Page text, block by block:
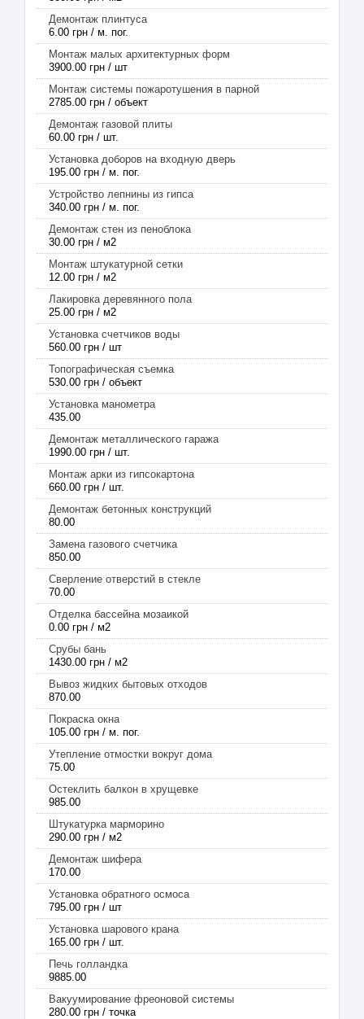
Демонтаж плинтуса
6.00 грн / м. пог.
Монтаж малых архитектурных форм
3900.00 грн / шт
Монтаж системы пожаротушения в парной
2785.00 грн / объект
Демонтаж газовой плиты
60.00 грн / шт.
Установка доборов на входную дверь
195.00 грн / м. пог.
Устройство лепнины из гипса
340.00 грн / м. пог.
Демонтаж стен из пеноблока
30.00 грн / м2
Монтаж штукатурной сетки
12.00 грн / м2
Лакировка деревянного пола
25.00 грн / м2
Установка счетчиков воды
560.00 грн / шт
Топографическая съемка
530.00 грн / объект
Установка манометра
435.00
Демонтаж металлического гаража
1990.00 грн / шт.
Монтаж арки из гипсокартона
660.00 грн / шт.
Демонтаж бетонных конструкций
80.00
Замена газового счетчика
850.00
Сверление отверстий в стекле
70.00
Отделка бассейна мозаикой
0.00 грн / м2
Срубы бань
1430.00 грн / м2
Вывоз жидких бытовых отходов
870.00
Покраска окна
105.00 грн / м. пог.
Утепление отмостки вокруг дома
75.00
Остеклить балкон в хрущевке
985.00
Штукатурка марморино
290.00 грн / м2
Демонтаж шифера
170.00
Установка обратного осмоса
795.00 грн / шт
Установка шарового крана
165.00 грн / шт.
Печь голландка
9885.00
Вакуумирование фреоновой системы
280.00 грн / точка